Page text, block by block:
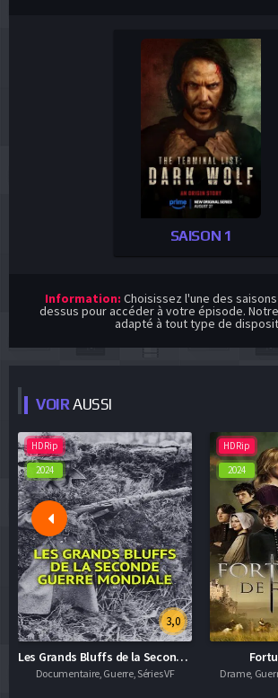
SAISON 1
Information: Choisissez l'une des
dessus pour accéder à votre épisode.
adapté à tout type de
VOIRAUSSI
HDRip
2024
3,0
Les Grands Bluffs de la Seconde Guerre mondiale
Documentaire, Guerre, Séries VF
HDRip
2024
Drame,